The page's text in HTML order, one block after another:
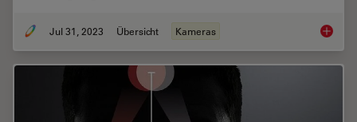
Jul 31, 2023 Übersicht Kameras Life-